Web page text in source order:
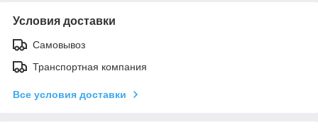
Условия доставки
Самовывоз
Транспортная компания
Все условия доставки